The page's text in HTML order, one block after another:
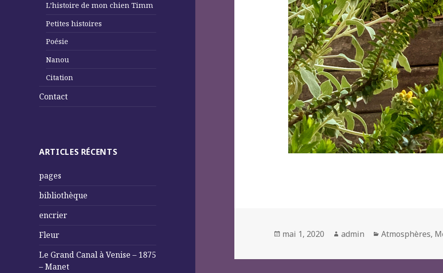
L’histoire de mon chien Timm
Petites histoires
Poésie
Nanou
Citation
Contact
ARTICLES RÉCENTS
pages
bibliothèque
encrier
Fleur
Le Grand Canal à Venise – 1875
– Manet
Posted
mai 1, 2020 Author
admin Categories
Atmosphères,